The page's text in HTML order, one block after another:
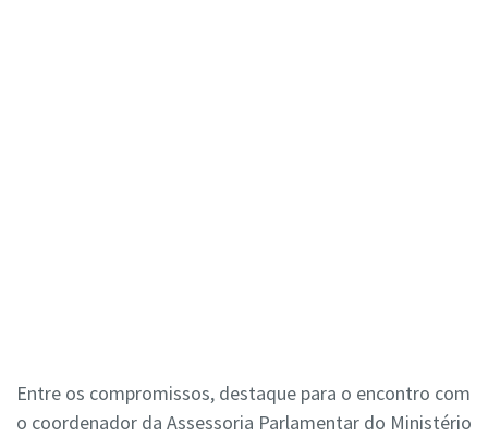
Entre os compromissos, destaque para o encontro com
o coordenador da Assessoria Parlamentar do Ministério